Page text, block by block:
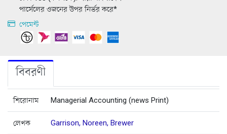
পার্সেলের ওজনের উপর নির্ভর করে*
পেমেন্ট
বিবরণী
শিরোনাম Managerial Accounting (news Print)
লেখক Garrison, Noreen, Brewer